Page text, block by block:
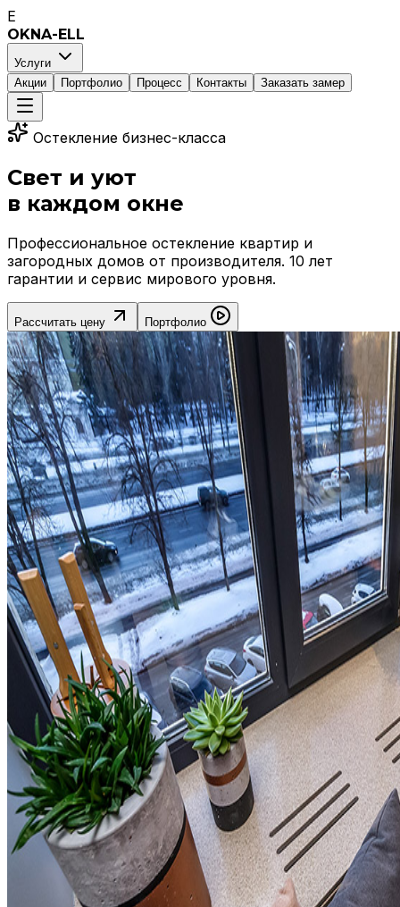
E
OKNA-ELL
Услуги
Акции
Портфолио Процесс Контакты Заказать замер
Остекление бизнес-класса
Свет и уют
в каждом окне
Профессиональное остекление квартир и
загородных домов от производителя. 10 лет
гарантии и сервис мирового уровня.
Рассчитать цену Портфолио